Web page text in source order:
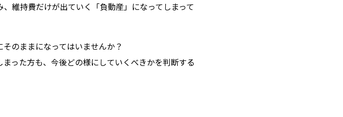
維持費だけが出ていく「負動産」になってしまって
のままになってはいませんか？
った方も、今後どの様にしていくべきかを判断する